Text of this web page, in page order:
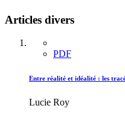
Articles divers
PDF
Entre réalité et idéalité : les
Lucie Roy